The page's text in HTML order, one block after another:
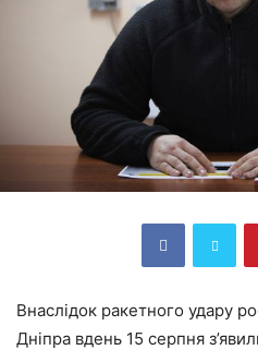
Внаслідок ракетного удару
Дніпра вдень 15 серпня